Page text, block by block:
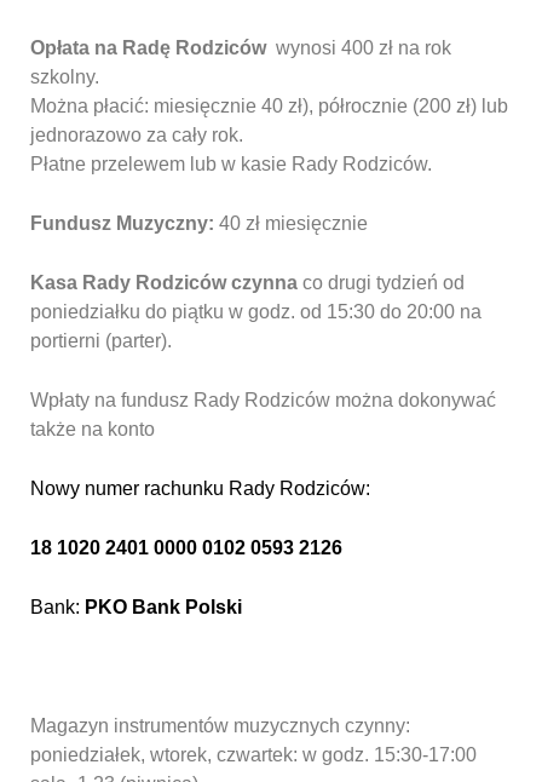
Opłata na Radę Rodzicówwynosi 400 zł na rok
szkolny.
Można płacić: miesięcznie 40 zł), półrocznie (200 zł) lub
jednorazowo za cały rok.
Płatne przelewem lub w kasie Rady Rodziców.
Fundusz Muzyczny: 40 zł miesięcznie
Kasa Rady Rodziców czynna co drugi tydzień od
poniedziałku do piątku w godz. od 15:30 do 20:00 na
portierni (parter).
Wpłaty na fundusz Rady Rodziców można dokonywać
także na konto
Nowy numer rachunku Rady Rodziców:
18 1020 2401 0000 0102 0593 2126
Bank: PKO Bank Polski
Magazyn instrumentów muzycznych czynny:
poniedziałek, wtorek, czwartek: w godz. 15:30-17:00